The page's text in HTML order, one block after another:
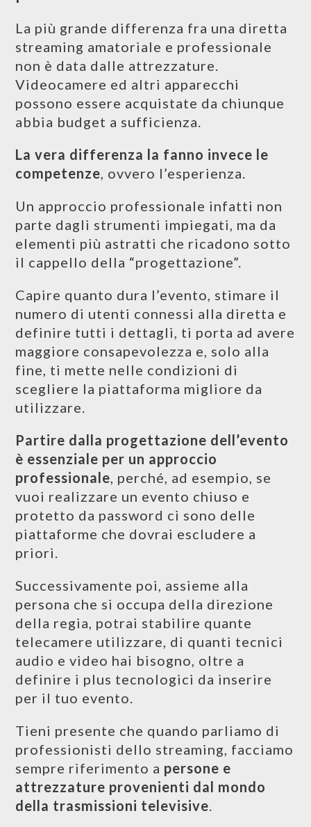
La più grande differenza fra una diretta
streaming amatoriale e professionale
non è data dalle attrezzature.
Videocamere ed altri apparecchi
possono essere acquistate da chiunque
abbia budget a sufficienza.
La vera differenza la fanno invece le
competenze, ovvero l’esperienza.
Un approccio professionale infatti non
parte dagli strumenti impiegati, ma da
elementi più astratti che ricadono sotto
il cappello della “progettazione”.
Capire quanto dura l’evento, stimare il
numero di utenti connessi alla diretta e
definire tutti i dettagli, ti porta ad avere
maggiore consapevolezza e, solo alla
fine, ti mette nelle condizioni di
scegliere la piattaforma migliore da
utilizzare.
Partire dalla progettazione dell’evento
è essenziale per un approccio
professionale, perché, ad esempio, se
vuoi realizzare un evento chiuso e
protetto da password ci sono delle
piattaforme che dovrai escludere a
priori.
Successivamente poi, assieme alla
persona che si occupa della direzione
della regia, potrai stabilire quante
telecamere utilizzare, di quanti tecnici
audio e video hai bisogno, oltre a
definire i plus tecnologici da inserire
per il tuo evento.
Tieni presente che quando parliamo di
professionisti dello streaming, facciamo
sempre riferimento a persone e
attrezzature provenienti dal mondo
della trasmissioni televisive.